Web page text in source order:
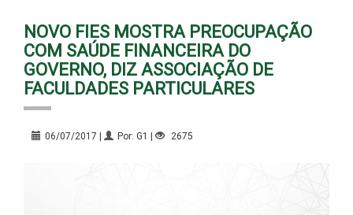
NOVO FIES MOSTRA PREOCUPAÇÃO
COM SAÚDE FINANCEIRA DO
GOVERNO, DIZ ASSOCIAÇÃO DE
FACULDADES PARTICULARES
06/07/2017 | Por: G1 | 2675